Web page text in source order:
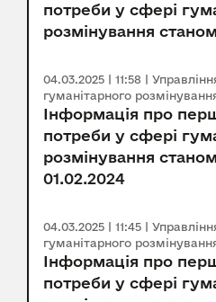
потреби у сфері
розмінування
04.03.2025 | 11:58 |
гуманітарного
Інформація про
потреби у сфері
розмінування
01.02.2024
04.03.2025 | 11:45 |
гуманітарного
Інформація про
потреби у сфері